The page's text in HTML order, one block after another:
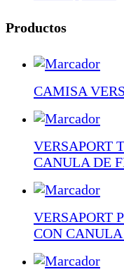
Productos
CAMISA
VERSAPORT
CANULA DE
VERSAPORT
CON